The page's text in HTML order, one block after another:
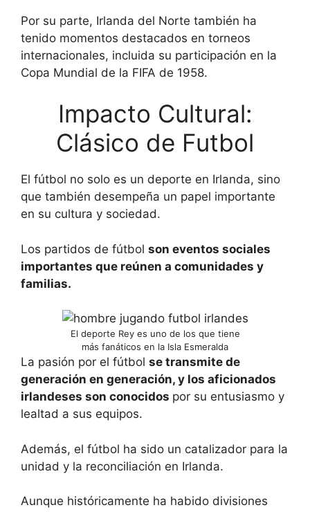
Por su parte, Irlanda del Norte también ha
tenido momentos destacados en torneos
internacionales, incluida su participación en la
Copa Mundial de la FIFA de 1958.
Impacto Cultural:
Clásico de Futbol
El fútbol no solo es un deporte en Irlanda, sino
que también desempeña un papel importante
en su cultura y sociedad.
Los partidos de fútbol son eventos sociales
importantes que reúnen a comunidades y
familias.
El deporte Rey es uno de los que tiene
más fanáticos en la Isla Esmeralda
La pasión por el fútbol se transmite de
generación en generación, y los aficionados
irlandeses son conocidos por su entusiasmo y
lealtad a sus equipos.
Además, el fútbol ha sido un catalizador para la
unidad y la reconciliación en Irlanda.
Aunque históricamente ha habido divisiones